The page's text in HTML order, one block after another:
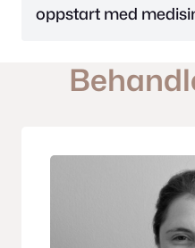
oppstart med